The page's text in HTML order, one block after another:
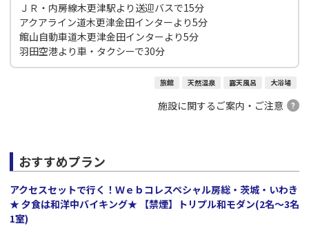
ＪＲ・内房線木更津駅より送迎バスで15分
アクアライン道木更津金田インターより5分
館山自動車道木更津金田インターより5分
羽田空港より車・タクシーで30分
旅館 天然温泉 露天風呂 大浴場
施設に関するご案内・ご注意
おすすめプラン
アクセスセットで行く！Ｗｅｂコレスペシャル房総・茨城・いわき
★ 夕食は和洋中バイキング★ 【禁煙】トリプル和モダン(2名～3名
1室)